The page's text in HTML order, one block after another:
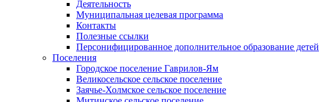
Деятельность
Муниципальная целевая программа
Контакты
Полезные ссылки
Персонифицированное дополнительное образование детей
Поселения
Городское поселение Гаврилов-Ям
Великосельское сельское поселение
Заячье-Холмское сельское поселение